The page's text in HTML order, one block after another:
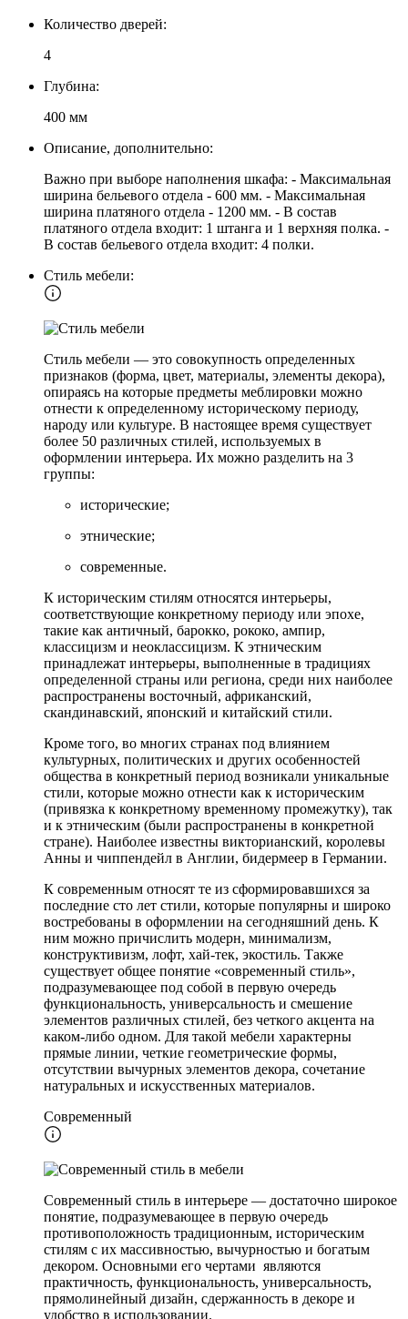
Количество дверей:
4
Глубина:
400 мм
Описание, дополнительно:
Важно при выборе наполнения шкафа: - Максимальная
ширина бельевого отдела - 600 мм. - Максимальная
ширина платяного отдела - 1200 мм. - В состав
платяного отдела входит: 1 штанга и 1 верхняя полка. -
В состав бельевого отдела входит: 4 полки.
Стиль мебели:
Стиль мебели — это совокупность определенных
признаков (форма, цвет, материалы, элементы декора),
опираясь на которые предметы меблировки можно
отнести к определенному историческому периоду,
народу или культуре. В настоящее время существует
более 50 различных стилей, используемых в
оформлении интерьера. Их можно разделить на 3
группы:
исторические;
этнические;
современные.
К историческим стилям относятся интерьеры,
соответствующие конкретному периоду или эпохе,
такие как античный, барокко, рококо, ампир,
классицизм и неоклассицизм. К этническим
принадлежат интерьеры, выполненные в традициях
определенной страны или региона, среди них наиболее
распространены восточный, африканский,
скандинавский, японский и китайский стили.
Кроме того, во многих странах под влиянием
культурных, политических и других особенностей
общества в конкретный период возникали уникальные
стили, которые можно отнести как к историческим
(привязка к конкретному временному промежутку), так
и к этническим (были распространены в конкретной
стране). Наиболее известны викторианский, королевы
Анны и чиппендейл в Англии, бидермеер в Германии.
К современным относят те из сформировавшихся за
последние сто лет стили, которые популярны и широко
востребованы в оформлении на сегодняшний день. К
ним можно причислить модерн, минимализм,
конструктивизм, лофт, хай-тек, экостиль. Также
существует общее понятие «современный стиль»,
подразумевающее под собой в первую очередь
функциональность, универсальность и смешение
элементов различных стилей, без четкого акцента на
каком-либо одном. Для такой мебели характерны
прямые линии, четкие геометрические формы,
отсутствии вычурных элементов декора, сочетание
натуральных и искусственных материалов.
Современный
Современный стиль в интерьере — достаточно широкое
понятие, подразумевающее в первую очередь
противоположность традиционным, историческим
стилям с их массивностью, вычурностью и богатым
декором. Основными его чертами являются
практичность, функциональность, универсальность,
прямолинейный дизайн, сдержанность в декоре и
удобство в использовании.